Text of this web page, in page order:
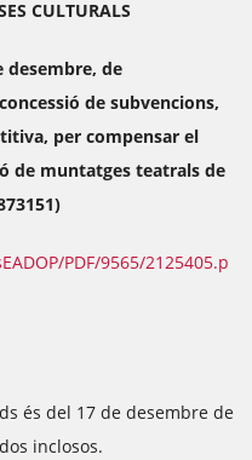
CULTURALS
desembre, de
de subvencions,
per compensar el
de muntatges teatrals de
PDF/9565/2125405.p
és del 17 de desembre de
inclosos.